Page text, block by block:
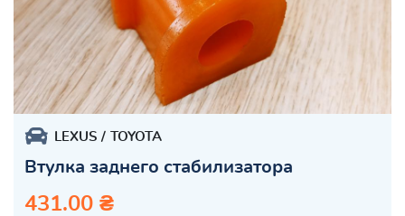
LEXUS TOYOTA
Втулка заднего стабилизатора
431.00 ₴